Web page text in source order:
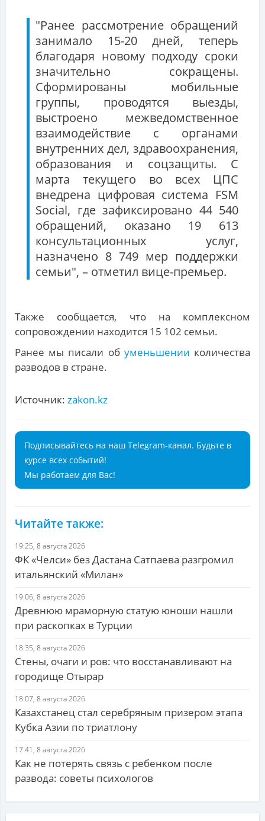
"Ранее рассмотрение обращений
занимало 15-20 дней, теперь
благодаря новому подходу сроки
значительно сокращены.
Сформированы мобильные
группы, проводятся выезды,
выстроено межведомственное
взаимодействие с органами
внутренних дел, здравоохранения,
образования и соцзащиты. С
марта текущего во всех ЦПС
внедрена цифровая система FSM
Social, где зафиксировано 44 540
обращений, оказано 19 613
консультационных услуг,
назначено 8 749 мер поддержки
семьи", – отметил вице-премьер.
Также сообщается, что на комплексном
сопровождении находится 15 102 семьи.
Ранее мы писали об уменьшении количества
разводов в стране.
Источник: zakon.kz
Подписывайтесь на наш Telegram-канал. Будьте в
курсе всех событий!
Мы работаем для Вас!
Читайте также:
19:25, 8 августа 2026
ФК «Челси» без Дастана Сатпаева разгромил
итальянский «Милан»
19:06, 8 августа 2026
Древнюю мраморную статую юноши нашли
при раскопках в Турции
18:35, 8 августа 2026
Стены, очаги и ров: что восстанавливают на
городище Отырар
18:07, 8 августа 2026
Казахстанец стал серебряным призером этапа
Кубка Азии по триатлону
17:41, 8 августа 2026
Как не потерять связь с ребенком после
развода: советы психологов